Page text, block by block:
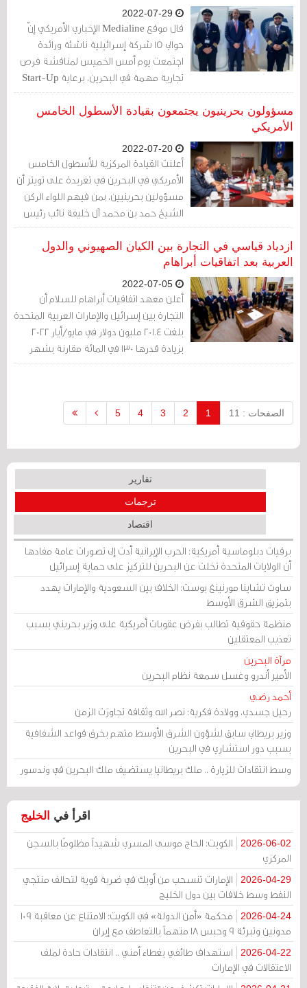
قال موقع Medialine الإخباري الأمريكي إنّ
حوالي 15 شركة إسرائيلية ناشئة ورائدة
اجتمعت يوم أمس الخميس لمناقشة فرص
تجارية مهمة في البحرين، برعاية Start-Up
National Central، وهي منظمة غير ربحية
تُرَوّج للابتكار الإسرائيلي في جميع أنحاء العالم.
مسؤولون بحرينيون يجتمعون بقيادة الأسطول الخامس
الأمريكي
أعلنت القيادة المركزية للأسطول الخامس
الأمريكي في البحرين في تغريدة على تويتر أن
مسؤولين بحرينيين، بمن فيهم اللواء الركن
الشيخ حمد بن محمد آل خليفة نائب رئيس
الأمن العام في وزارة الداخلية زاروا مقر القيادة
المركزية للأسطول والتقوا بالأدميرال براد كوبر
لمناقشة الإمكانيات المستقبلية لدمج
الأنظمة غير المأهولة في العمليات البحرية.
ازدياد قياسي في التجارة بين الكيان الصهيوني والدول
العربية بعد اتفاقيات أبراهام
أعلن معهد اتفاقيات أبراهام للسلام أن
التجارة بين إسرائيل والإمارات العربية المتحدة
بلغت 201.4 مليون دولار في مايو/أيار 2022
بزيادة قدرها 130 في المائة مقارنة بشهر
مايو/أيار 2021.
الصفحات : 11 1
2
3
4
5
تقارير
ترجمات
اقتصاد
برقيات دبلوماسية أمريكية: الحرب الإيرانية أدت إلى تصورات عامة مفادها
أن الولايات المتحدة تخلت عن البحرين للتركيز على حماية إسرائيل
ساوث تشاينا مورنينغ بوست: الخلاف بين السعودية والإمارات يهدد
بتمزيق الشرق الأوسط
منظمة حقوقية تطالب بفرض عقوبات أمريكية على وزير بحريني بسبب
تعذيب المعتقلين
مرآة البحرين
الأمير أندرو وغسل سمعة نظام البحرين
أحمد رضي
رحيل جسدي، وولادة فكرية: نصر الله وثقافة تجاوزت الزمن
وزير بريطاني سابق لشؤون الشرق الأوسط متهم بخرق قواعد الشفافية
بسبب دور استشاري في البحرين
وسط انتقادات للزيارة .. ملك بريطانيا يستضيف ملك البحرين في وندسور
اقرأ في الخليج
2026-06-02
الكويت: الحاج موسى المسري شهيداً مظلومًا بالسجن
المركزي
2026-04-29
الإمارات تنسحب من أوبك في ضربة قوية لتحالف منتجي
النفط وسط خلافات بين دول الخليج
2026-04-24
محكمة «أمن الدولة» في الكويت: الامتناع عن معاقبة 109
مدونين وتبرئة 9 وحبس 18 متهماً بالتعاطف مع إيران
2026-04-22
استهداف طائفي بغطاء أمني .. انتقادات حادة لملف
الاعتقالات في الإمارات